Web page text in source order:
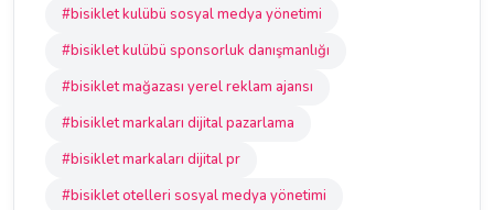
#bisiklet kulübü sosyal medya yönetimi
#bisiklet kulübü sponsorluk danışmanlığı
#bisiklet mağazası yerel reklam ajansı
#bisiklet markaları dijital pazarlama
#bisiklet markaları dijital pr
#bisiklet otelleri sosyal medya yönetimi